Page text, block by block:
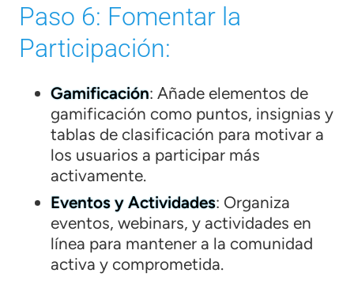
Paso 6: Fomentar la
Participación:
Gamificación: Añade elementos de
gamificación como puntos, insignias y
tablas de clasificación para motivar a
los usuarios a participar más
activamente.
Eventos y Actividades: Organiza
eventos, webinars, y actividades en
línea para mantener a la comunidad
activa y comprometida.